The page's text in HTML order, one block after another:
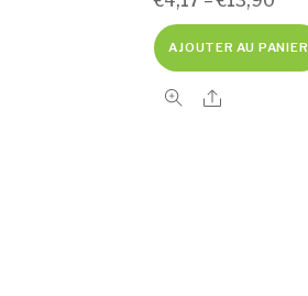
AJOUTER AU PANIER
Share